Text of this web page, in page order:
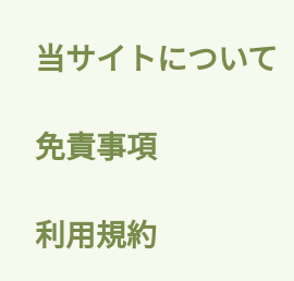
当サイトについて
免責事項
利用規約